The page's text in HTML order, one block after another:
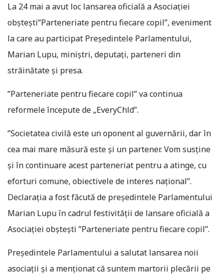
La 24 mai a avut loc lansarea oficială a Asociaţiei
obşteşti”Parteneriate pentru fiecare copil”, eveniment
la care au participat Preşedintele Parlamentului,
Marian Lupu, miniştri, deputaţi, parteneri din
străinătate şi presa.
”Parteneriate pentru fiecare copil” va continua
reformele începute de „EveryChld”.
”Societatea civilă este un oponent al guvernării, dar în
cea mai mare măsură este şi un partener. Vom susţine
şi în continuare acest parteneriat pentru a atinge, cu
eforturi comune, obiectivele de interes naţional”.
Declaraţia a fost făcută de preşedintele Parlamentului
Marian Lupu în cadrul festivităţii de lansare oficială a
Asociaţiei obşteşti ”Parteneriate pentru fiecare copil”.
Preşedintele Parlamentului a salutat lansarea noii
asociaţii şi a menţionat că suntem martorii plecării pe